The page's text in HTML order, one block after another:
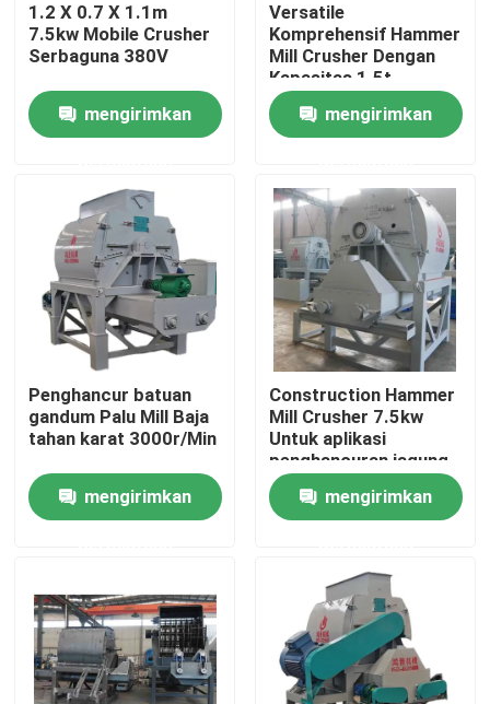
Rumah
Produk
video
Tentang Kami
Tur Pabrik
Kontrol Kualitas
Hubungi Kami
Minta Kutipan
Mesin Pellet Kayu Biomassa
1.2 X 0.7 X 1.1m
7.5kw Mobile Crusher
Serbaguna 380V
mengirimkan
Versatile
Komprehensif Hammer
Mill Crusher Dengan
Kapasitas 1.5t
mengirimkan
Penghancur batuan
gandum Palu Mill Baja
tahan karat 3000r/Min
mengirimkan
Construction Hammer
Mill Crusher 7.5kw
Untuk aplikasi
penghancuran jagung
mengirimkan